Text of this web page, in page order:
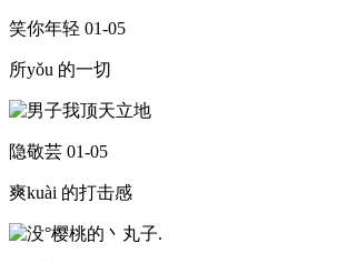
笑你年轻 01-05
所yǒu 的一切
隐敬芸 01-05
爽kuài 的打击感